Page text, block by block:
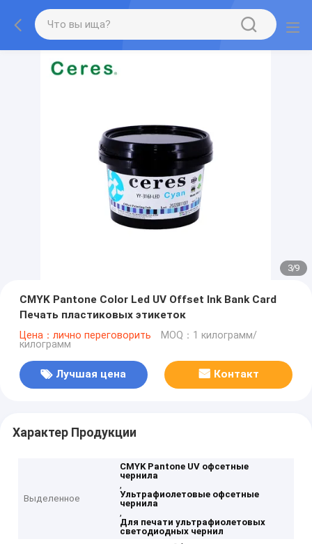
3/9
CMYK Pantone Color Led UV Offset Ink Bank Card
Печать пластиковых этикеток
Цена：лично переговорить MOQ：1 килограмм/
килограмм
Лучшая цена Контакт
Характер Продукции
Выделенное
CMYK Pantone UV офсетные
чернила
,
Ультрафиолетовые офсетные
чернила
,
Для печати ультрафиолетовых
светодиодных чернил